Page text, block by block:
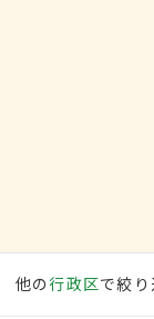
他の行政区で絞り